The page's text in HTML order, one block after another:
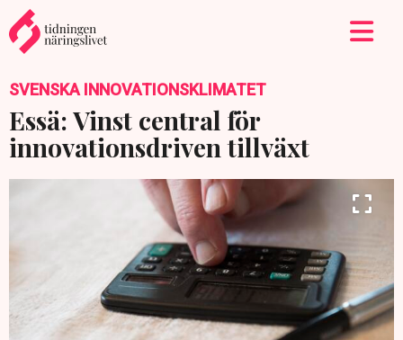
SVENSKA INNOVATIONSKLIMATET
Essä: Vinst central för
innovationsdriven tillväxt